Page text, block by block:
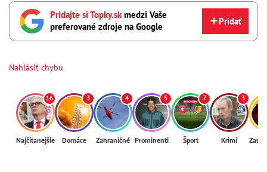
Pridajte si Topky.skmedzi Vaše
preferované zdroje na Google
Pridať
Nahlásiť chybu
16
Najčítanejšie
3
Domáce
4
Zahraničné
5
Prominenti
7
Šport
3
Krimi